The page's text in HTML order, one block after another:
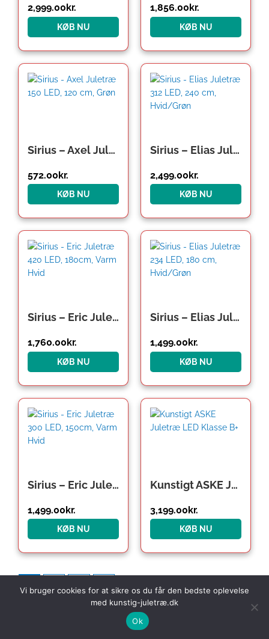
2,999.00kr.
KØB NU
1,856.00kr.
KØB NU
Sirius – Axel Juletræ 150 LED, 120 cm, Grøn
oprindelige
pris
572.00kr.
aktuelle
pris
KØB NU
Sirius – Elias Juletræ 312 LED, 240 cm, Hvid/Grøn
2,499.00kr.
KØB NU
Sirius – Eric Juletræ 420 LED, 180cm, Varm Hvid
oprindelige
pris
var:
1,760.00kr.
aktuelle
pris
KØB NU
Sirius – Elias Juletræ 234 LED, 180 cm, Hvid/Grøn
1,499.00kr.
KØB NU
Sirius – Eric Juletræ 300 LED, 150cm, Varm Hvid
1,499.00kr.
KØB NU
Kunstigt ASKE Juletræ LED Klasse B+
3,199.00kr.
KØB NU
Med et kunstigt juletræ varer julen endnu længere
Vi bruger cookies for at sikre os du får den bedste oplevelse
med kunstig-juletræ.dk
Ok